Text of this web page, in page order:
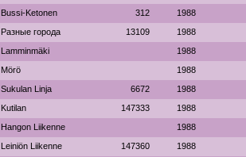
Bussi-Ketonen 312 1988
Разные города 13109 1988
Lamminmäki 1988
Mörö 1988
Sukulan Linja 6672 1988
Kutilan 147333 1988
Hangon Liikenne 1988
Leiniön Liikenne 147360 1988